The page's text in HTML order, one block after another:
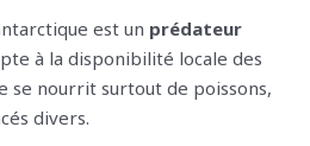
est un prédateur
à la disponibilité locale des
se nourrit surtout de poissons,
divers.